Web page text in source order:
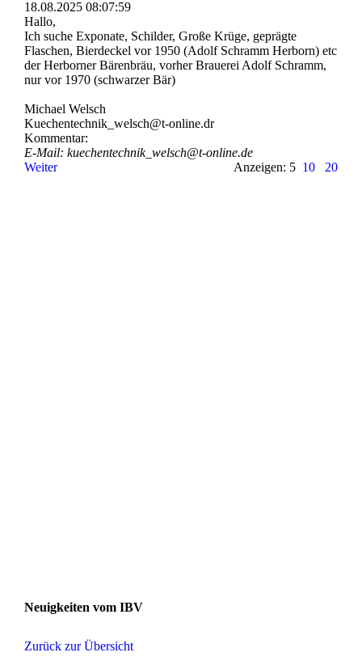
18.08.2025 08:07:59
Hallo,
Ich suche Exponate, Schilder, Große Krüge, geprägte
Flaschen, Bierdeckel vor 1950 (Adolf Schramm Herborn) etc
der Herborner Bärenbräu, vorher Brauerei Adolf Schramm,
nur vor 1970 (schwarzer Bär)
Michael Welsch
Kuechentechnik_­welsch@­t-­online.­dr
Kommentar:
E-Mail: kuechentechnik_­welsch@­t-­online.­de
Weiter
Anzeigen: 5 10 20
Neuigkeiten vom IBV
Zurück zur Übersicht